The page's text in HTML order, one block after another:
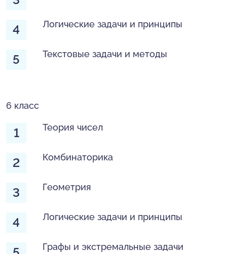
Логические задачи и принципы
Текстовые задачи и методы
6 класс
Теория чисел
Комбинаторика
Геометрия
Логические задачи и принципы
Графы и экстремальные задачи